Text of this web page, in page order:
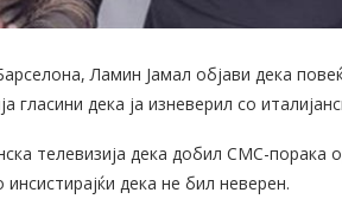
Ламин Јамал ​​објави дека
гласини дека ја изневерил со
телевизија дека добил СМС-порака
дека не бил неверен.